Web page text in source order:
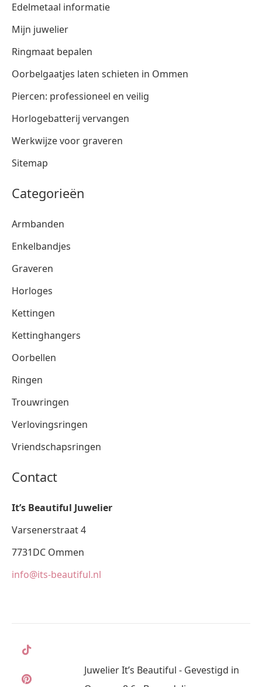
Edelmetaal informatie
Mijn juwelier
Ringmaat bepalen
Oorbelgaatjes laten schieten in Ommen
Piercen: professioneel en veilig
Horlogebatterij vervangen
Werkwijze voor graveren
Sitemap
Categorieën
Armbanden
Enkelbandjes
Graveren
Horloges
Kettingen
Kettinghangers
Oorbellen
Ringen
Trouwringen
Verlovingsringen
Vriendschapsringen
Contact
It’s Beautiful Juwelier
Varsenerstraat 4
7731DC Ommen
info@its-beautiful.nl
Juwelier It’s Beautiful - Gevestigd in